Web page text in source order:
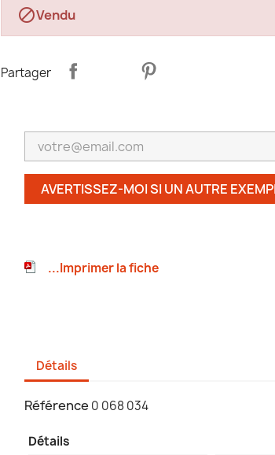
Vendu
Partager
AVERTISSEZ-MOI SI UN AUTRE
...Imprimer la fiche
Détails
Référence 0 068 034
Détails